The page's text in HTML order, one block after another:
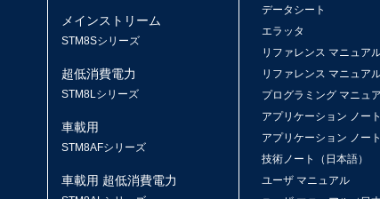
メインストリーム
STM8Sシリーズ
超低消費電力
STM8Lシリーズ
車載用
STM8AFシリーズ
車載用 超低消費電力
データシート
エラッタ
リファレンス マニュア
リファレンス マニュア
プログラミング マニュ
アプリケーション ノー
アプリケーション ノー
技術ノート（日本語）
ユーザ マニュアル